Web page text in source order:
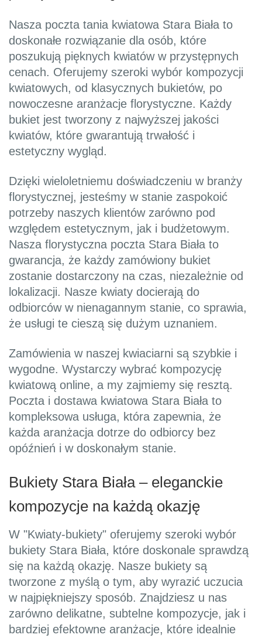
Nasza poczta tania kwiatowa Stara Biała to
doskonałe rozwiązanie dla osób, które
poszukują pięknych kwiatów w przystępnych
cenach. Oferujemy szeroki wybór kompozycji
kwiatowych, od klasycznych bukietów, po
nowoczesne aranżacje florystyczne. Każdy
bukiet jest tworzony z najwyższej jakości
kwiatów, które gwarantują trwałość i
estetyczny wygląd.
Dzięki wieloletniemu doświadczeniu w branży
florystycznej, jesteśmy w stanie zaspokoić
potrzeby naszych klientów zarówno pod
względem estetycznym, jak i budżetowym.
Nasza florystyczna poczta Stara Biała to
gwarancja, że każdy zamówiony bukiet
zostanie dostarczony na czas, niezależnie od
lokalizacji. Nasze kwiaty docierają do
odbiorców w nienagannym stanie, co sprawia,
że usługi te cieszą się dużym uznaniem.
Zamówienia w naszej kwiaciarni są szybkie i
wygodne. Wystarczy wybrać kompozycję
kwiatową online, a my zajmiemy się resztą.
Poczta i dostawa kwiatowa Stara Biała to
kompleksowa usługa, która zapewnia, że
każda aranżacja dotrze do odbiorcy bez
opóźnień i w doskonałym stanie.
Bukiety Stara Biała – eleganckie
kompozycje na każdą okazję
W "Kwiaty-bukiety" oferujemy szeroki wybór
bukiety Stara Biała, które doskonale sprawdzą
się na każdą okazję. Nasze bukiety są
tworzone z myślą o tym, aby wyrazić uczucia
w najpiękniejszy sposób. Znajdziesz u nas
zarówno delikatne, subtelne kompozycje, jak i
bardziej efektowne aranżacje, które idealnie